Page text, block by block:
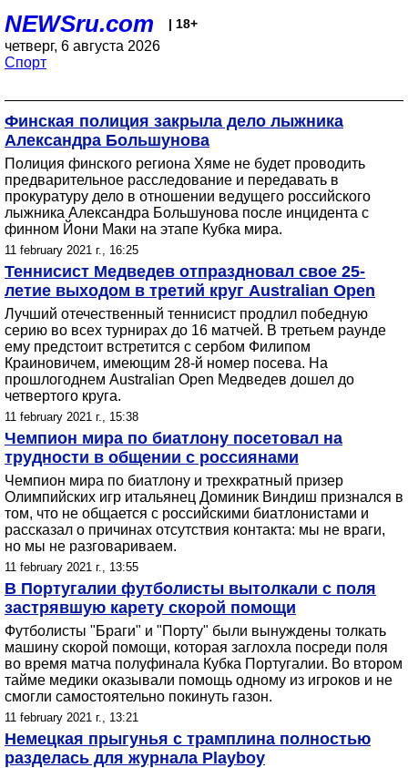
NEWSru.com | 18+
четверг, 6 августа 2026
Спорт
Финская полиция закрыла дело лыжника
Александра Большунова
Полиция финского региона Хяме не будет проводить
предварительное расследование и передавать в
прокуратуру дело в отношении ведущего российского
лыжника Александра Большунова после инцидента с
финном Йони Маки на этапе Кубка мира.
11 february 2021 г., 16:25
Теннисист Медведев отпраздновал свое 25-
летие выходом в третий круг Australian Open
Лучший отечественный теннисист продлил победную
серию во всех турнирах до 16 матчей. В третьем раунде
ему предстоит встретится с сербом Филипом
Краиновичем, имеющим 28-й номер посева. На
прошлогоднем Australian Open Медведев дошел до
четвертого круга.
11 february 2021 г., 15:38
Чемпион мира по биатлону посетовал на
трудности в общении с россиянами
Чемпион мира по биатлону и трехкратный призер
Олимпийских игр итальянец Доминик Виндиш признался в
том, что не общается с российскими биатлонистами и
рассказал о причинах отсутствия контакта: мы не враги,
но мы не разговариваем.
11 february 2021 г., 13:55
В Португалии футболисты вытолкали с поля
застрявшую карету скорой помощи
Футболисты "Браги" и "Порту" были вынуждены толкать
машину скорой помощи, которая заглохла посреди поля
во время матча полуфинала Кубка Португалии. Во втором
тайме медики оказывали помощь одному из игроков и не
смогли самостоятельно покинуть газон.
11 february 2021 г., 13:21
Немецкая прыгунья с трамплина полностью
разделась для журнала Playboy